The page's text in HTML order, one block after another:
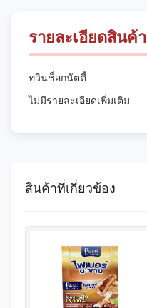
รายละเอียดสินค้า
ทวินช็อกนัตตี้
ไม่มีรายละเอียดเพิ่มเติม
สินค้าที่เกี่ยวข้อง